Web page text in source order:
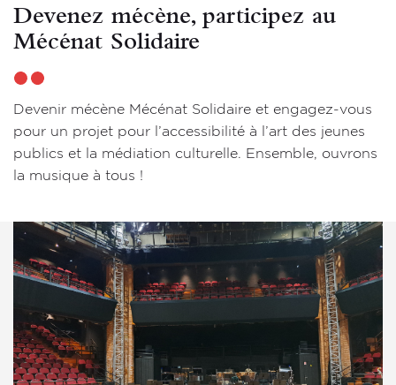
Devenez mécène, participez au
Mécénat Solidaire
Devenir mécène Mécénat Solidaire et engagez-vous
pour un projet pour l’accessibilité à l’art des jeunes
publics et la médiation culturelle. Ensemble, ouvrons
la musique à tous !